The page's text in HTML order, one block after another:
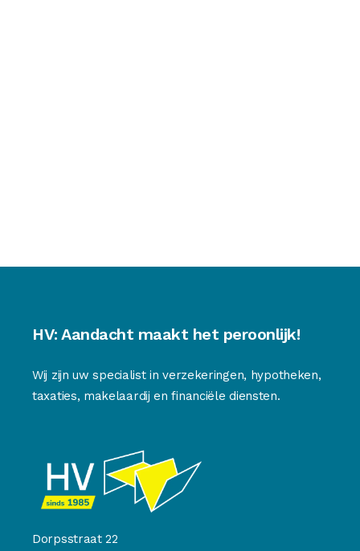
HV: Aandacht maakt het peroonlijk!
Wij zijn uw specialist in verzekeringen, hypotheken,
taxaties, makelaardij en financiële diensten.
Dorpsstraat 22